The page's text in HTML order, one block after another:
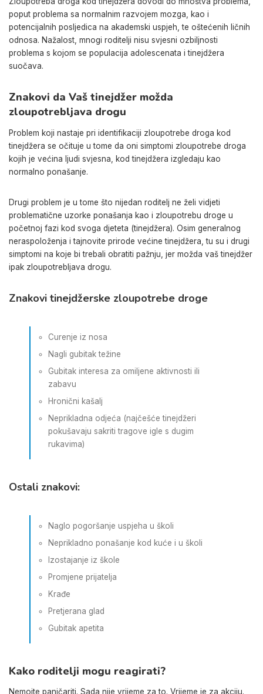
poput problema sa normalnim razvojem mozga, kao i
potencijalnih posljedica na akademski uspjeh, te oštećenih ličnih
odnosa. Nažalost, mnogi roditelji nisu svjesni ozbiljnosti
problema s kojom se populacija adolescenata i tinejdžera
suočava.
Znakovi da Vaš tinejdžer možda
zloupotrebljava drogu
Problem koji nastaje pri identifikaciji zloupotrebe droga kod
tinejdžera se očituje u tome da oni simptomi zloupotrebe droga
kojih je većina ljudi svjesna, kod tinejdžera izgledaju kao
normalno ponašanje.
Drugi problem je u tome što nijedan roditelj ne želi vidjeti
problematične uzorke ponašanja kao i zloupotrebu droge u
početnoj fazi kod svoga djeteta (tinejdžera). Osim generalnog
neraspoloženja i tajnovite prirode većine tinejdžera, tu su i drugi
simptomi na koje bi trebali obratiti pažnju, jer možda vaš tinejdžer
ipak zloupotrebljava drogu.
Znakovi tinejdžerske zloupotrebe droge
Curenje iz nosa
Nagli gubitak težine
Gubitak interesa za omiljene aktivnosti ili
zabavu
Hronični kašalj
Neprikladna odjeća (najčešće tinejdžeri
pokušavaju sakriti tragove igle s dugim
rukavima)
Ostali znakovi:
Naglo pogoršanje uspjeha u školi
Neprikladno ponašanje kod kuće i u školi
Izostajanje iz škole
Promjene prijatelja
Krađe
Pretjerana glad
Gubitak apetita
Kako roditelji mogu reagirati?
Nemojte paničariti. Sada nije vrijeme za to. Vrijeme je za akciju.